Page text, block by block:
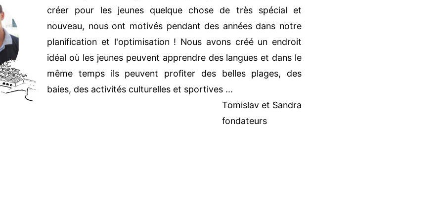
créer pour les jeunes quelque chose de très spécial et
nouveau, nous ont motivés pendant des années dans notre
planification et l'optimisation ! Nous avons créé un endroit
idéal où les jeunes peuvent apprendre des langues et dans le
même temps ils peuvent profiter des belles plages, des
baies, des activités culturelles et sportives ...
Tomislav et Sandra
fondateurs